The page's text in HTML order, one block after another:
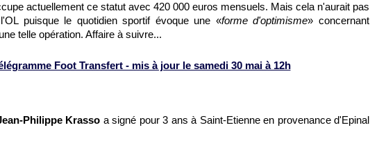
actuellement ce statut avec 420 000 euros mensuels. Mais cela n'aurait pas
puisque le quotidien sportif évoque une «forme d'optimisme» concernant
telle opération. Affaire à suivre...
Foot Transfert - mis à jour le samedi 30 mai à 12h
Philippe Krasso a signé pour 3 ans à Saint-Etienne en provenance d'Epinal